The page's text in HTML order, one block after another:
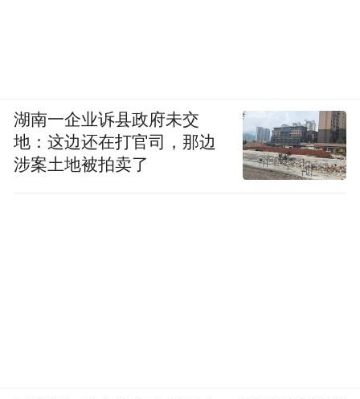
湖南一企业诉县政府未交
地：这边还在打官司，那边
涉案土地被拍卖了